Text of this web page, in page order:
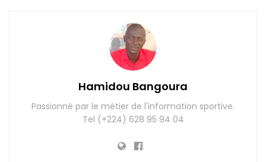
Hamidou Bangoura
Passionné par le métier de l'information sportive.
Tel (+224) 628 95 94 04